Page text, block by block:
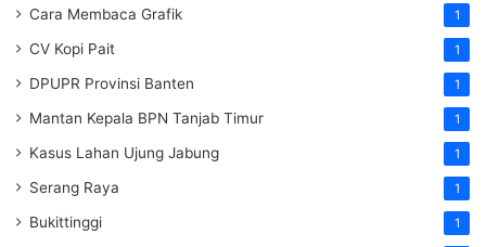
Cara Membaca Grafik 1
CV Kopi Pait 1
DPUPR Provinsi Banten 1
Mantan Kepala BPN Tanjab Timur 1
Kasus Lahan Ujung Jabung 1
Serang Raya 1
Bukittinggi 1